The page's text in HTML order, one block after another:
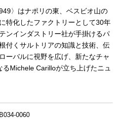
〉はナポリの東、ベスビオ山の
特化したファクトリーとして30年
ンインダストリー社が手掛けるパ
付くサルトリアの知識と技術、伝
ーバルに視野を広げ、新たなチャ
Michele Carilloが立ち上げたニュ
0060